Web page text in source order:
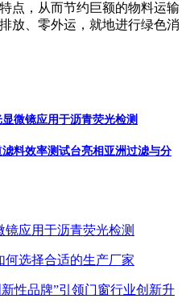
点，从而节约巨额的物料运输
放、零外运，就地进行绿色消
微镜应用于沥青荧光检测
料效率测试台亮相亚洲过滤与分
镜应用于沥青荧光检测
何选择合适的生产厂家
性品牌”引领门窗行业创新升